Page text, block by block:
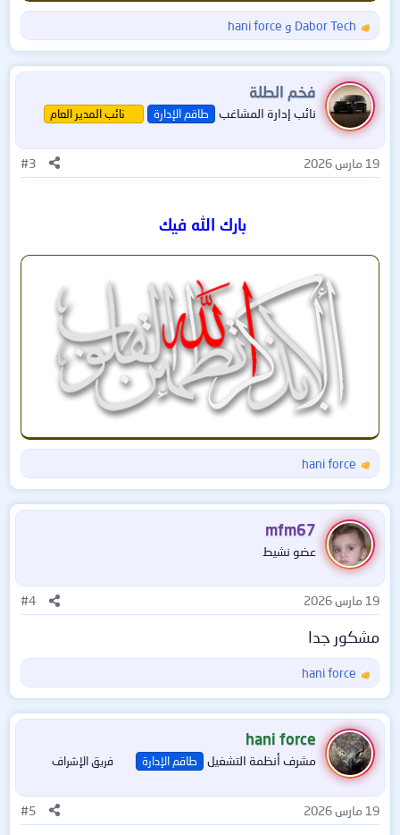
ل
ت
ف
ا
ع
ا
ت
Dabor Tech و hani force
فخم الطلة
نائب إدارة المشاغب طاقم الإدارة نائب المدير العام
19 مارس 2026 #3
بارك الله فيك
ل
ت
ف
ا
ع
ا
ت
hani force
mfm67
عضو نشيط
19 مارس 2026 #4
مشكور جدا
ل
ت
ف
ا
ع
ا
ت
hani force
hani force
مشرف أنظمة التشغيل طاقم الإدارة فريق الإشراف
19 مارس 2026 #5